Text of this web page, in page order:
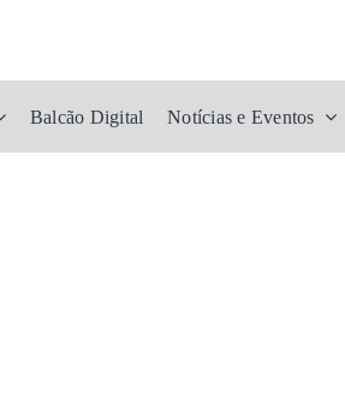
Balcão Digital Notícias e Eventos